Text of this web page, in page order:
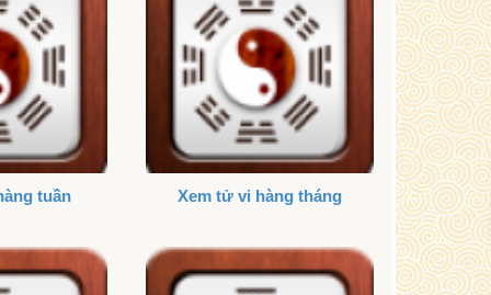
tuần Xem tử vi hàng tháng